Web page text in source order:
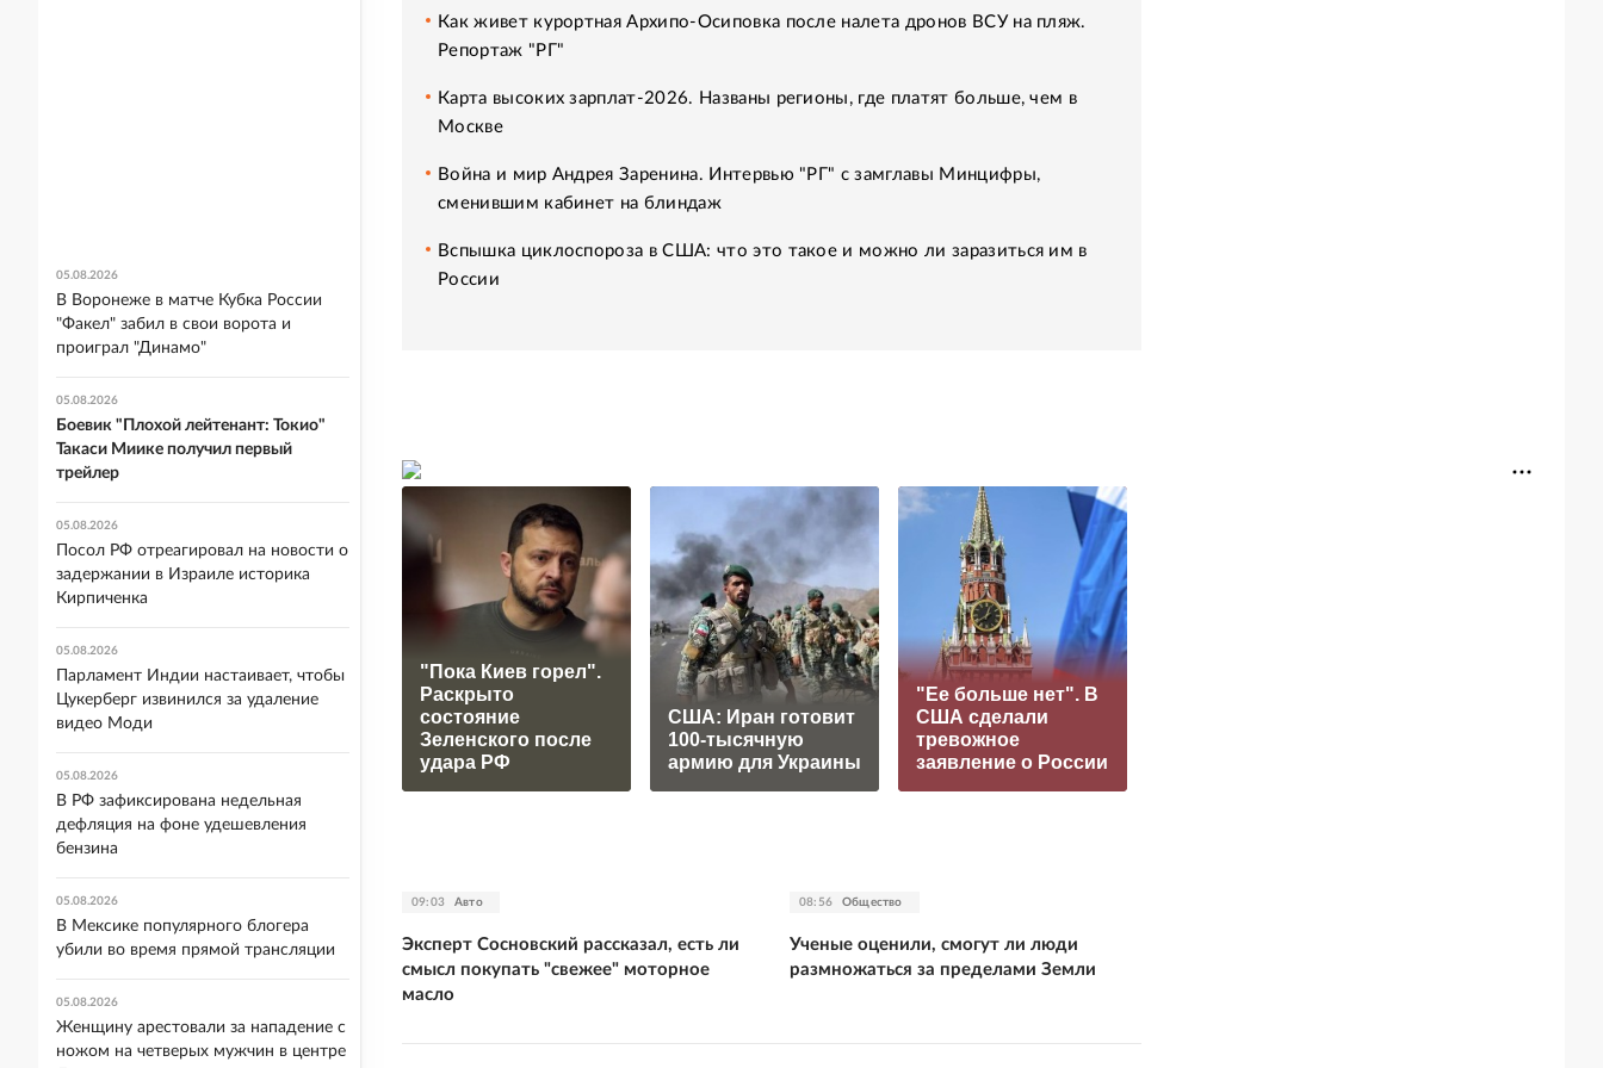
Как живет курортная Архипо-Осиповка после налета дронов ВСУ на пляж.
Репортаж "РГ"
Карта высоких зарплат-2026. Названы регионы, где платят больше, чем в
Москве
Война и мир Андрея Заренина. Интервью "РГ" с замглавы Минцифры,
сменившим кабинет на блиндаж
Вспышка циклоспороза в США: что это такое и можно ли заразиться им в
России
"Пока Киев горел".
Раскрыто
состояние
Зеленского после
удара РФ
США: Иран готовит
100-тысячную
армию для Украины
"Ее больше нет". В
США сделали
тревожное
заявление о России
09:03 Авто
Эксперт Сосновский рассказал, есть ли
смысл покупать "свежее" моторное
масло
08:56 Общество
Ученые оценили, смогут ли люди
размножаться за пределами Земли
05.08.2026
В Воронеже в матче Кубка России
"Факел" забил в свои ворота и
проиграл "Динамо"
05.08.2026
Боевик "Плохой лейтенант: Токио"
Такаси Миике получил первый
трейлер
05.08.2026
Посол РФ отреагировал на новости о
задержании в Израиле историка
Кирпиченка
05.08.2026
Парламент Индии настаивает, чтобы
Цукерберг извинился за удаление
видео Моди
05.08.2026
В РФ зафиксирована недельная
дефляция на фоне удешевления
бензина
05.08.2026
В Мексике популярного блогера
убили во время прямой трансляции
05.08.2026
Женщину арестовали за нападение с
ножом на четверых мужчин в центре